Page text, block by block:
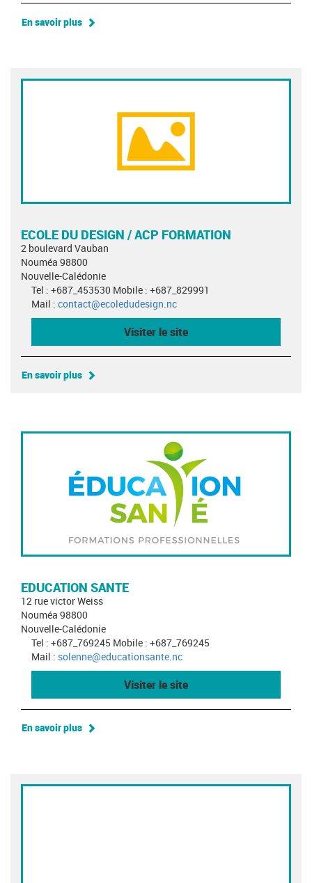
En savoir plus
ECOLE DU DESIGN / ACP FORMATION
2 boulevard Vauban
Nouméa 98800
Nouvelle-Calédonie
Tel : +687_453530 Mobile : +687_829991
Mail : contact@ecoledudesign.nc
Visiter le site
En savoir plus
EDUCATION SANTE
12 rue victor Weiss
Nouméa 98800
Nouvelle-Calédonie
Tel : +687_769245 Mobile : +687_769245
Mail : solenne@educationsante.nc
Visiter le site
En savoir plus